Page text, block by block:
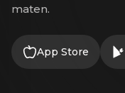
maten.
App Store